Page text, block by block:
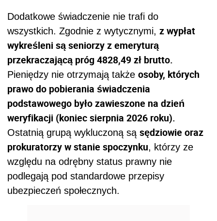
Dodatkowe świadczenie nie trafi do
wszystkich. Zgodnie z wytycznymi, z wypłat
wykreśleni są seniorzy z emeryturą
przekraczającą próg 4828,49 zł brutto.
Pieniędzy nie otrzymają także osoby, których
prawo do pobierania świadczenia
podstawowego było zawieszone na dzień
weryfikacji (koniec sierpnia 2026 roku).
Ostatnią grupą wykluczoną są sędziowie oraz
prokuratorzy w stanie spoczynku, którzy ze
względu na odrębny status prawny nie
podlegają pod standardowe przepisy
ubezpieczeń społecznych.